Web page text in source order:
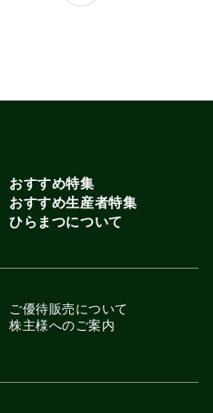
の確かな品質を、ぜひご自宅でご堪能く
おすすめ特集
おすすめ生産者特集
ひらまつについて
ご優待販売について
株主様へのご案内